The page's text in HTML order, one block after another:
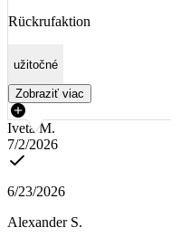
Rückrufaktion
užitočné
Zobraziť viac
Iveta M.
7/2/2026
6/23/2026
Alexander S.